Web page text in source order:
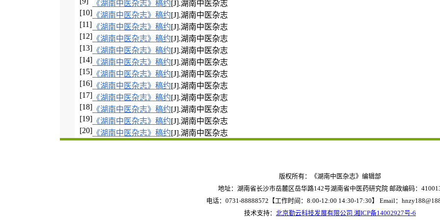
《湖南中医杂志》稿约[J].湖南中医杂志
[10] 《湖南中医杂志》稿约[J].湖南中医杂志
[11] 《湖南中医杂志》稿约[J].湖南中医杂志
[12] 《湖南中医杂志》稿约[J].湖南中医杂志
[13] 《湖南中医杂志》稿约[J].湖南中医杂志
[14] 《湖南中医杂志》稿约[J].湖南中医杂志
[15] 《湖南中医杂志》稿约[J].湖南中医杂志
[16] 《湖南中医杂志》稿约[J].湖南中医杂志
[17] 《湖南中医杂志》稿约[J].湖南中医杂志
[18] 《湖南中医杂志》稿约[J].湖南中医杂志
[19] 《湖南中医杂志》稿约[J].湖南中医杂志
[20] 《湖南中医杂志》稿约[J].湖南中医杂志
版权所有：《湖南中医杂志》编辑部
地址：湖南省长沙市岳麓区岳华路142号湖南省中医药研究院 邮政编码：
电话：0731-88888572【工作时间：8:00-12:00 14:30-17:30】 Email：
技术支持： 北京勤云科技发展有限公司 湘ICP备14002927号-6